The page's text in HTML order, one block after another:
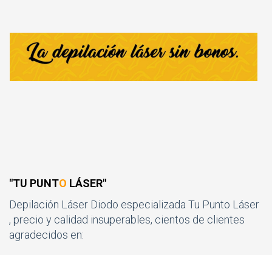
"TU PUNTO LÁSER"
Depilación Láser Diodo especializada Tu Punto Láser
, precio y calidad insuperables, cientos de clientes
agradecidos en: